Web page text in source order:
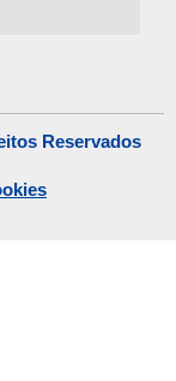
Reservados